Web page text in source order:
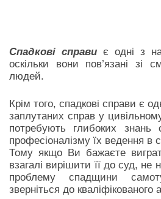
Спадкові справи є одні з
оскільки вони пов’язані зі
людей.
Крім того, спадкові справи є
заплутаних справ у
потребують глибоких знань
професіоналізму їх ведення в
Тому якщо Ви бажаєте
взагалі вирішити її до суд, не
проблему спадщини
зверніться до